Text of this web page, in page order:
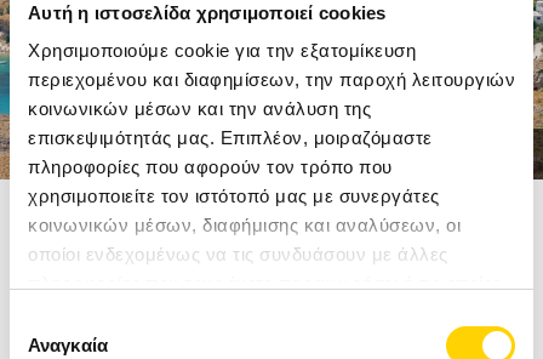
Αυτή η ιστοσελίδα χρησιμοποιεί cookies
Χρησιμοποιούμε cookie για την εξατομίκευση
περιεχομένου και διαφημίσεων, την παροχή λειτουργιών
κοινωνικών μέσων και την ανάλυση της
επισκεψιμότητάς μας. Επιπλέον, μοιραζόμαστε
πληροφορίες που αφορούν τον τρόπο που
χρησιμοποιείτε τον ιστότοπό μας με συνεργάτες
κοινωνικών μέσων, διαφήμισης και αναλύσεων, οι
οποίοι ενδεχομένως να τις συνδυάσουν με άλλες
των υπηρεσιών τους.
συγκατάθεσης
Αναγκαία
ΤΑΞΊΔΙΑ
ΑΚΤΟΠΛΟΪΚΆ ΕΙΣΙΤΉΡΙΑ
ΚΡΟΥΑΖΙΕΡΕΣ
ΞΕΝΟΔΟΧΕΊΑ
Αρχική Ταξίδια Δωδεκάνησα Ρόδος
ΡΟΔΟΣ